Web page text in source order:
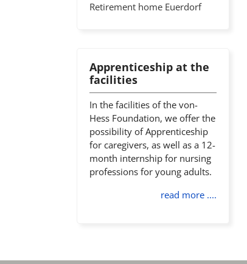
Retirement home Euerdorf
Apprenticeship at the
facilities
In the facilities of the von-
Hess Foundation, we offer the
possibility of Apprenticeship
for caregivers, as well as a 12-
month internship for nursing
professions for young adults.
read more ....